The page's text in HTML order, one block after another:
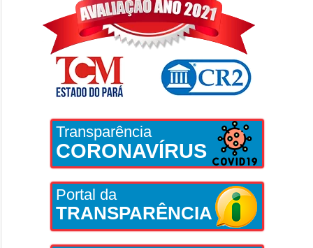
Transparência
CORONAVÍRUS
Portal da
TRANSPARÊNCIA